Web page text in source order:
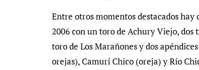
Entre otros momentos destacados
2006 con un toro de Achury Viejo,
toro de Los Marañones y dos
orejas), Camurí Chico (oreja) y Río